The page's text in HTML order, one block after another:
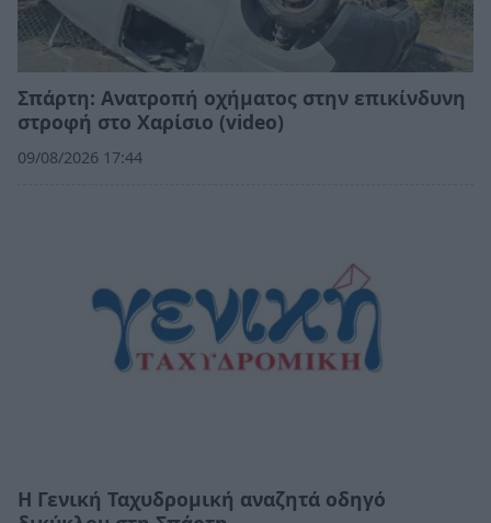
Σπάρτη: Ανατροπή οχήματος στην επικίνδυνη
στροφή στο Χαρίσιο (video)
09/08/2026 17:44
Η Γενική Ταχυδρομική αναζητά οδηγό